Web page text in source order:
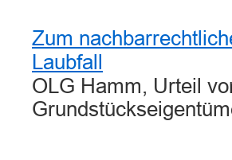
Zum
Laubfall
OLG Hamm, Urteil